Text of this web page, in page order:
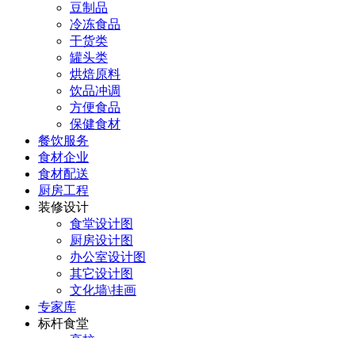
豆制品
冷冻食品
干货类
罐头类
烘焙原料
饮品冲调
方便食品
保健食材
餐饮服务
食材企业
食材配送
厨房工程
装修设计
食堂设计图
厨房设计图
办公室设计图
其它设计图
文化墙\挂画
专家库
标杆食堂